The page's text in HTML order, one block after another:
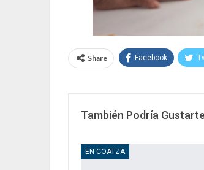
Share Facebook
También Podría Gustarte
EN COATZA